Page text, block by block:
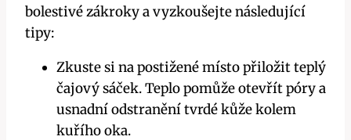
bolestivé zákroky a vyzkoušejte následující
tipy:
Zkuste si na postižené místo přiložit teplý
čajový sáček. Teplo pomůže otevřít póry a
usnadní odstranění tvrdé kůže kolem
kuřího oka.